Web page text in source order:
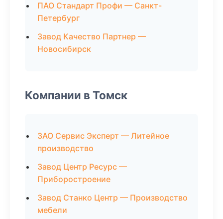
ПАО Стандарт Профи — Санкт-
Петербург
Завод Качество Партнер —
Новосибирск
Компании в Томск
ЗАО Сервис Эксперт — Литейное
производство
Завод Центр Ресурс —
Приборостроение
Завод Станко Центр — Производство
мебели